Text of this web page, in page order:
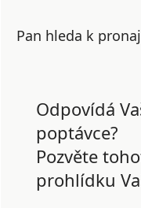
Pan hleda k
Odpovídá
poptávce?
Pozvěte
prohlídku